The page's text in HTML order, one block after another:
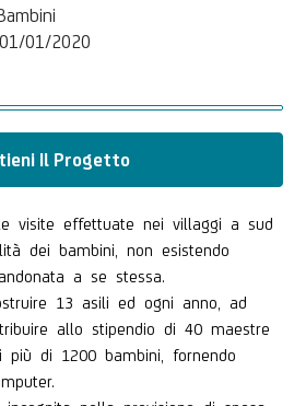
01/01/2020
Il Progetto
visite effettuate nei villaggi a sud
dei bambini, non esistendo
a se stessa.
13 asili ed ogni anno, ad
allo stipendio di 40 maestre
di 1200 bambini, fornendo